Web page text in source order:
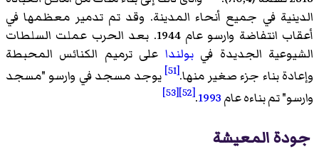
الدينية في جميع أنحاء المدينة. وقد تم تدمير معظمها في
أعقاب انتفاضة وارسو عام 1944. بعد الحرب عملت السلطات
الشيوعية الجديدة فيبولندا على ترميم الكنائس المحبطة
وإعادة بناء جزء صغير منها.[51]
يوجد مسجد في وارسو "مسجد
وارسو" تم بناءه عام1993
.
[52]
[53]
جودة المعيشة